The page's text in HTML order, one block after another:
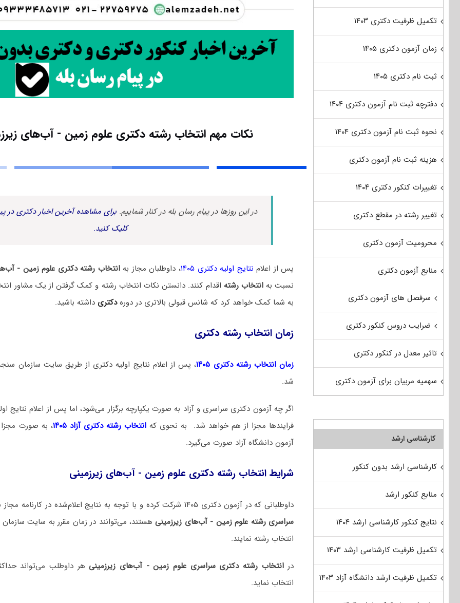
نکات مهم انتخاب رشته دکتری علوم‌ زمین ‌- آب‌های
در این روزها در پیام رسان بله در کنار شماییم. برای مشاهده آخرین اخبار دکتری در
کلیک کنید.
پس از اعلام نتایج اولیه دکتری ۱۴۰۵ ، داوطلبان مجاز بهانتخاب رشته دکتری علوم‌ زمین ‌-
نسبت بهانتخاب رشته اقدام کنند. دانستن نکات انتخاب رشته و کمک گرفتن از یک مشاور
به شما کمک خواهد کرد که شانس قبولی بالاتری در دورهدکتری داشته باشید.
زمان انتخاب رشته دکتری
زمان انتخاب رشته دکتری ۱۴۰۵
، پس از اعلام نتایج اولیه دکتری از طریق سایت سازمان
شد.
اگر چه آزمون دکتری سراسری و آزاد به صورت یکپارچه برگزار می‌شود، اما پس از اعلام نتایج
فرایندها مجزا از هم خواهد شد. به نحوی که انتخاب رشته دکتری آزاد ۱۴۰۵
، به صورت
آزمون دانشگاه آزاد صورت می‌گیرد.
شرایط انتخاب رشته دکتری علوم‌ زمین ‌- آب‌های زیرزمینی
داوطلبانی که در آزمون دکتری ۱۴۰۵ شرکت کرده و با توجه به نتایج اعلام‌شده در کارنامه مجاز به
سراسری رشته علوم‌ زمین ‌- آب‌های زیرزمینیهستند، می‌توانند در زمان مقرر به سایت
انتخاب رشته نمایند.
درانتخاب رشته دکتری سراسری علوم‌ زمین ‌- آب‌های زیرزمینی
انتخاب نماید.
تکمیل ظرفیت دکتری ۱۴۰۳
زمان آزمون دکتری ۱۴۰۵
ثبت نام دکتری ۱۴۰۵
دفترچه ثبت نام آزمون دکتری ۱۴۰۴
نحوه ثبت نام آزمون دکتری ۱۴۰۴
هزینه ثبت نام آزمون دکتری
تغییرات کنکور دکتری ۱۴۰۴
تغییر رشته در مقطع دکتری
محرومیت آزمون دکتری
منابع آزمون دکتری
سرفصل های آزمون دکتری
ضرایب دروس کنکور دکتری
تاثیر معدل در کنکور دکتری
سهمیه مربیان برای آزمون دکتری
کارشناسی ارشد
کارشناسی ارشد بدون کنکور
منابع کنکور ارشد
نتایج کنکور کارشناسی ارشد ۱۴۰۴
تکمیل ظرفیت کارشناسی ارشد ۱۴۰۳
تکمیل ظرفیت ارشد دانشگاه آزاد ۱۴۰۳